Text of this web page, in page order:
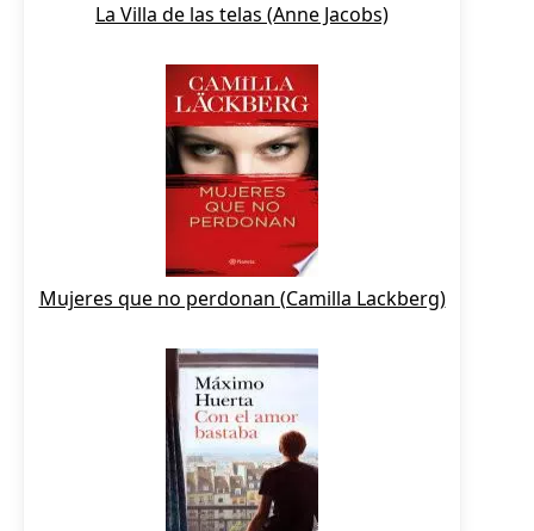
La Villa de las telas (Anne Jacobs)
Mujeres que no perdonan (Camilla Lackberg)